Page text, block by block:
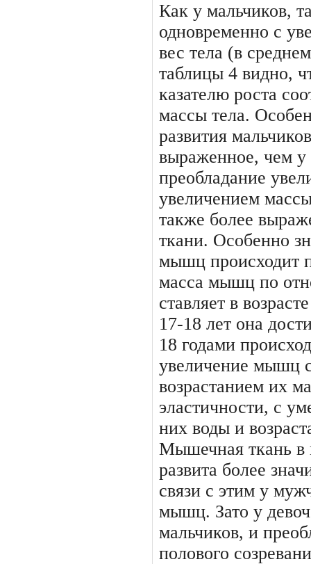
Как у мальчиков,
одновременно с
вес тела (в
таблицы 4 видно,
казателю роста
массы тела.
развития
выраженное, чем у
преобладание
увеличени­ем
также более
ткани. Особенно
мышц происходит
масса мышц по
ставляет в
17-18 лет она
18 годами
увеличение мышц
возрастанием их
эластичности, с
них воды и
Мышечная ткань в
развита более
связи с этим у
мышц. Зато у
мальчи­ков, и
полового